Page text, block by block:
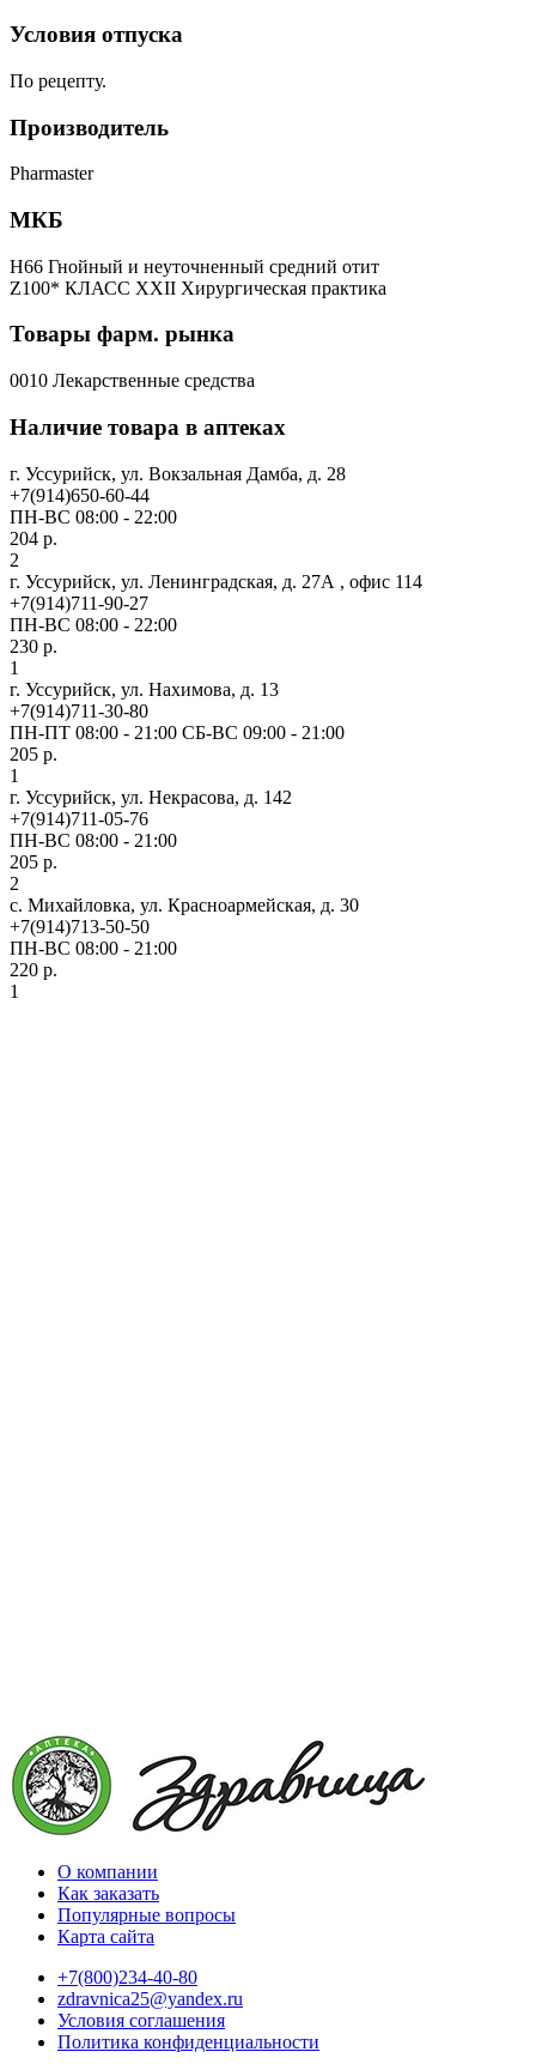
Условия отпуска
По рецепту.
Производитель
Pharmaster
МКБ
H66 Гнойный и неуточненный средний отит
Z100* КЛАСС XXII Хирургическая практика
Товары фарм. рынка
0010 Лекарственные средства
Наличие товара в аптеках
г. Уссурийск, ул. Вокзальная Дамба, д. 28
+7(914)650-60-44
ПН-ВС 08:00 - 22:00
204 р.
2
г. Уссурийск, ул. Ленинградская, д. 27А , офис 114
+7(914)711-90-27
ПН-ВС 08:00 - 22:00
230 р.
1
г. Уссурийск, ул. Нахимова, д. 13
+7(914)711-30-80
ПН-ПТ 08:00 - 21:00 СБ-ВС 09:00 - 21:00
205 р.
1
г. Уссурийск, ул. Некрасова, д. 142
+7(914)711-05-76
ПН-ВС 08:00 - 21:00
205 р.
2
с. Михайловка, ул. Красноармейская, д. 30
+7(914)713-50-50
ПН-ВС 08:00 - 21:00
220 р.
1
О компании
Как заказать
Популярные вопросы
Карта сайта
+7(800)234-40-80
zdravnica25@yandex.ru
Условия соглашения
Политика конфиденциальности